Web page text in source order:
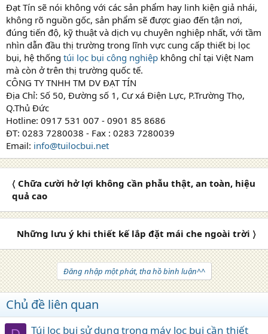
Đạt Tín sẽ nói không với các sản phẩm hay linh kiện giả nhái,
không rõ nguồn gốc, sản phẩm sẽ được giao đến tận nơi,
đúng tiến độ, kỹ thuật và dịch vụ chuyên nghiệp nhất, với tầm
nhìn dẫn đầu thị trường trong lĩnh vực cung cấp thiết bị lọc
bụi, hệ thống túi lọc bụi công nghiệp không chỉ tại Việt Nam
mà còn ở trên thị trường quốc tế.
CÔNG TY TNHH TM DV ĐẠT TÍN
Địa Chỉ: Số 50, Đường số 1, Cư xá Điện Lực, P.Trường Thọ,
Q.Thủ Đức
Hotline: 0917 531 007 - 0901 85 8686
ĐT: 0283 7280038 - Fax : 0283 7280039
Email: info@tuilocbui.net
〈 Chữa cười hở lợi không cần phẫu thật, an toàn, hiệu
quả cao
Những lưu ý khi thiết kế lắp đặt mái che ngoài trời 〉
Đăng nhập một phát, tha hồ bình luận^^
Chủ đề liên quan
Túi lọc bụi sử dụng trong máy lọc bụi cần thiết